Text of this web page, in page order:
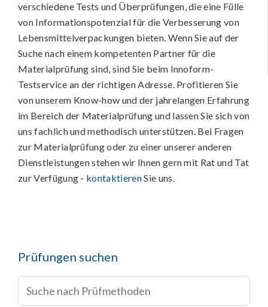
verschiedene Tests und Überprüfungen, die eine Fülle
von Informationspotenzial für die Verbesserung von
Lebensmittelverpackungen bieten. Wenn Sie auf der
Suche nach einem kompetenten Partner für die
Materialprüfung sind, sind Sie beim Innoform-
Testservice an der richtigen Adresse. Profitieren Sie
von unserem Know-how und der jahrelangen Erfahrung
im Bereich der Materialprüfung und lassen Sie sich von
uns fachlich und methodisch unterstützen. Bei Fragen
zur Materialprüfung oder zu einer unserer anderen
Dienstleistungen stehen wir Ihnen gern mit Rat und Tat
zur Verfügung - kontaktierenSie uns.
Prüfungen suchen